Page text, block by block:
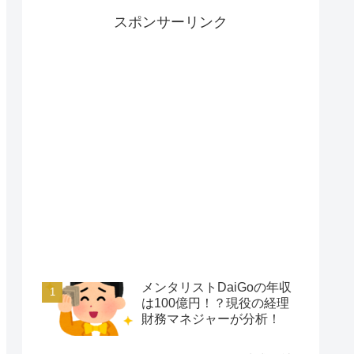
スポンサーリンク
メンタリストDaiGoの年収
は100億円！？現役の経理
財務マネジャーが分析！